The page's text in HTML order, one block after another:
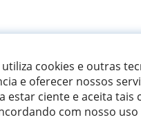
cookies e outras
e oferecer nossos
estar ciente e aceita tais
com nosso